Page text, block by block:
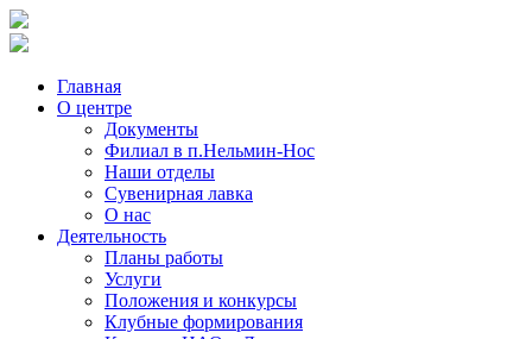
Главная
О центре
Документы
Филиал в п.Нельмин-Нос
Наши отделы
Сувенирная лавка
О нас
Деятельность
Планы работы
Услуги
Положения и конкурсы
Клубные формирования